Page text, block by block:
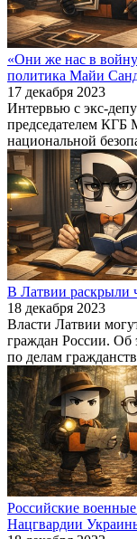
«Они же нас в
политика Майи
17 декабря 2023
Интервью с экс-
председателем
национальной
В Латвии раскрыли
18 декабря 2023
Власти Латвии
граждан России. Об
по делам
Российские
Нацгвардии